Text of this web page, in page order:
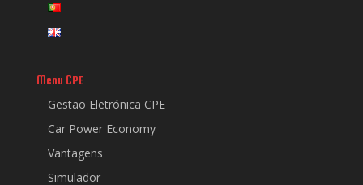
Menu CPE
Gestão Eletrónica CPE
Car Power Economy
Vantagens
Simulador